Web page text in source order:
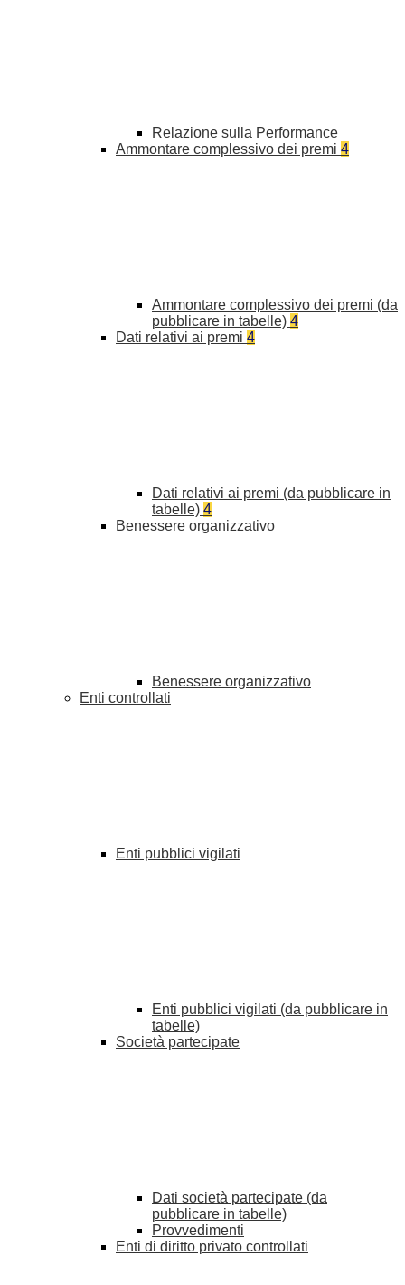
Relazione sulla Performance
Ammontare complessivo dei premi 4
Ammontare complessivo dei premi (da
pubblicare in tabelle) 4
Dati relativi ai premi 4
Dati relativi ai premi (da pubblicare in
tabelle) 4
Benessere organizzativo
Benessere organizzativo
Enti controllati
Enti pubblici vigilati
Enti pubblici vigilati (da pubblicare in
tabelle)
Società partecipate
Dati società partecipate (da
pubblicare in tabelle)
Provvedimenti
Enti di diritto privato controllati